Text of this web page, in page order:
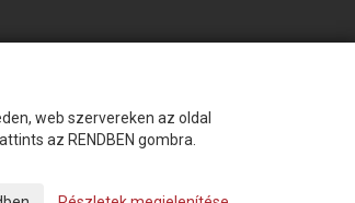
web szervereken az oldal
az RENDBEN gombra.